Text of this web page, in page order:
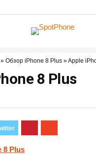
» Обзор iPhone 8 Plus »Apple
8 Plus